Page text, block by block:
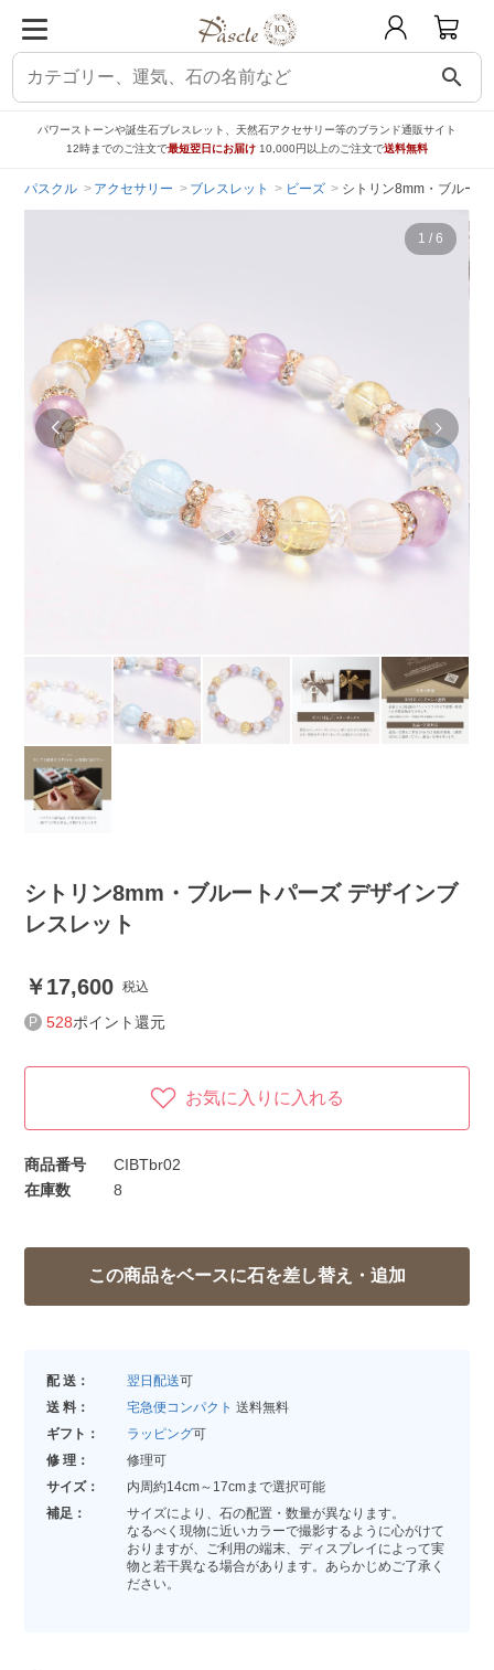
search
パワーストーンや誕生石ブレスレット、天然石アクセサリー等のブランド通販サイト
12時までのご注文で最短翌日にお届け 10,000円以上のご注文で送料無料
パスクル アクセサリー ブレスレット ビーズ シトリン8mm・ブルー
1 / 6
シトリン8mm・ブルートパーズ デザインブ
レスレット
17,600 税込
528ポイント還元
お気に入りに入れる
商品番号
CIBTbr02
在庫数
8
配 送： 翌日配送可
送 料：
宅急便コンパクト 送料無料
ギフト：
ラッピング可
修 理：
修理可
サイズ：
内周約14cm～17cmまで選択可能
補足：
サイズにより、石の配置・数量が異なります。
なるべく現物に近いカラーで撮影するように心がけて
おりますが、ご利用の端末、ディスプレイによって実
物と若干異なる場合があります。あらかじめご了承く
ださい。